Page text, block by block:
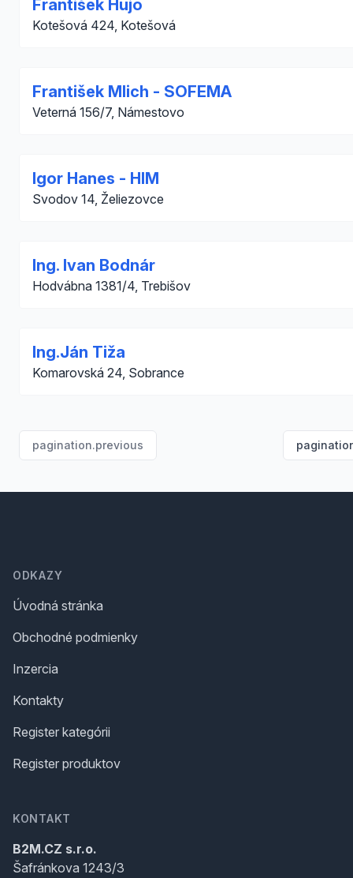
František Hujo
Kotešová 424, Kotešová
František Mlich - SOFEMA
Veterná 156/7, Námestovo
Igor Hanes - HIM
Svodov 14, Želiezovce
Ing. Ivan Bodnár
Hodvábna 1381/4, Trebišov
Ing.Ján Tiža
Komarovská 24, Sobrance
pagination.previous
ODKAZY
Úvodná stránka
Obchodné podmienky
Inzercia
Kontakty
Register kategórii
Register produktov
KONTAKT
B2M.CZ s.r.o.
Šafránkova 1243/3